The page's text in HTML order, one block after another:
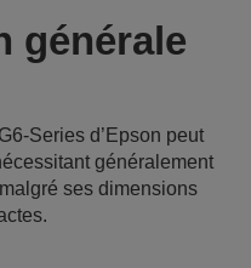
générale
Series d’Epson peut
généralement
ses dimensions